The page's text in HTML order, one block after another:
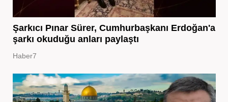
Şarkıcı Pınar Sürer, Cumhurbaşkanı Erdoğan'a
şarkı okuduğu anları paylaştı
Haber7